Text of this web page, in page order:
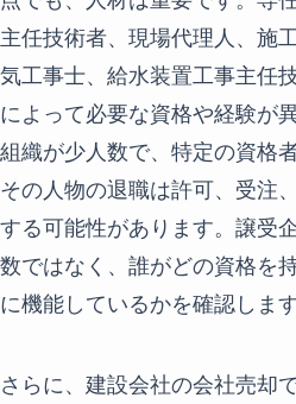
主任技術者、現場代理人、施
気工事士、給水装置工事主任
によって必要な資格や経験が
組織が少人数で、特定の資格
その人物の退職は許可、受注
する可能性があります。譲受
数ではなく、誰がどの資格を
に機能しているかを確認します
さらに、建設会社の会社売却